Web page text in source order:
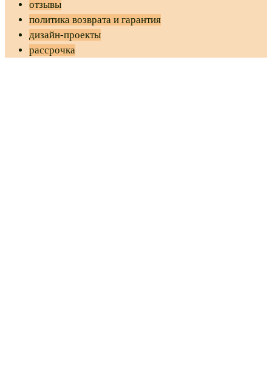
отзывы
политика возврата и гарантия
дизайн-проекты
рассрочка